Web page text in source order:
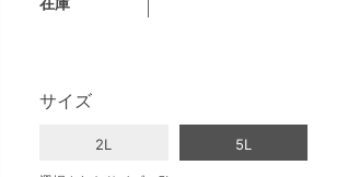
サイズ
2L 5L